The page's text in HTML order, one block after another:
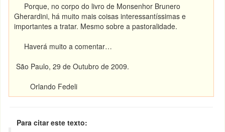
Porque, no corpo do livro de Monsenhor Brunero
Gherardini, há muito mais coisas interessantíssimas e
importantes a tratar. Mesmo sobre a pastoralidade.
Haverá muito a comentar…
São Paulo, 29 de Outubro de 2009.
Orlando Fedeli
Para citar este texto: